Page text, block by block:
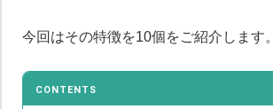
今回はその特徴を10個をご紹介します。
CONTENTS